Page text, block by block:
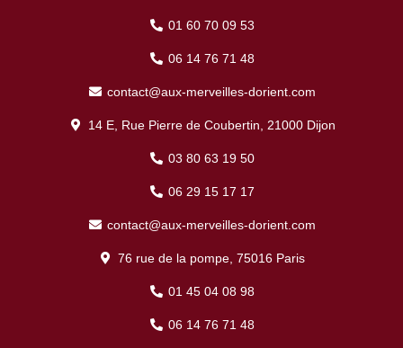
01 60 70 09 53
06 14 76 71 48
contact@aux-merveilles-dorient.com
14 E, Rue Pierre de Coubertin, 21000 Dijon
03 80 63 19 50
06 29 15 17 17
contact@aux-merveilles-dorient.com
76 rue de la pompe, 75016 Paris
01 45 04 08 98
06 14 76 71 48